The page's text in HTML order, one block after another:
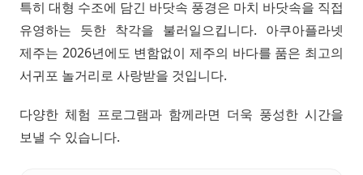
특히 대형 수조에 담긴 바닷속 풍경은 마치 바닷속을 직접
유영하는 듯한 착각을 불러일으킵니다. 아쿠아플라넷
제주는 2026년에도 변함없이 제주의 바다를 품은 최고의
서귀포 놀거리로 사랑받을 것입니다.
다양한 체험 프로그램과 함께라면 더욱 풍성한 시간을
보낼 수 있습니다.